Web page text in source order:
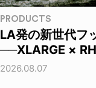
PRODUCTS
LA発の新世代フ
──XLARGE ×
2026.08.07